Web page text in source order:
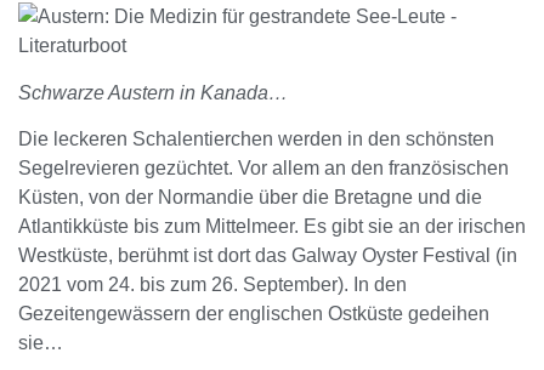
Schwarze Austern in Kanada…
Die leckeren Schalentierchen werden in den schönsten
Segelrevieren gezüchtet. Vor allem an den französischen
Küsten, von der Normandie über die Bretagne und die
Atlantikküste bis zum Mittelmeer. Es gibt sie an der irischen
Westküste, berühmt ist dort das Galway Oyster Festival (in
2021 vom 24. bis zum 26. September). In den
Gezeitengewässern der englischen Ostküste gedeihen
sie…